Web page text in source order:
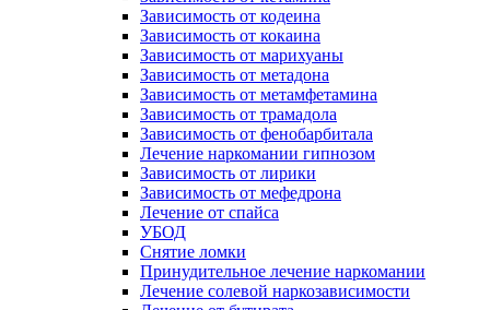
Зависимость от кодеина
Зависимость от кокаина
Зависимость от марихуаны
Зависимость от метадона
Зависимость от метамфетамина
Зависимость от трамадола
Зависимость от фенобарбитала
Лечение наркомании гипнозом
Зависимость от лирики
Зависимость от мефедрона
Лечение от спайса
УБОД
Снятие ломки
Принудительное лечение наркомании
Лечение солевой наркозависимости